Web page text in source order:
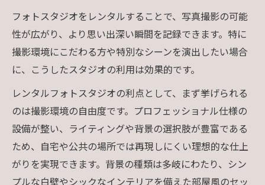
フォトスタジオをレンタルすることで、写真撮影の可能
性が広がり、より思い出深い瞬間を記録できます。特に
撮影環境にこだわる方や特別なシーンを演出したい場合
に、こうしたスタジオの利用は効果的です。
レンタルフォトスタジオの利点として、まず挙げられる
のは撮影環境の自由度です。プロフェッショナル仕様の
設備が整い、ライティングや背景の選択肢が豊富である
ため、自宅や公共の場所では再現しにくい理想的な仕上
がりを実現できます。背景の種類は多岐にわたり、シン
プルな白壁やシックなインテリアを備えた部屋風のセッ